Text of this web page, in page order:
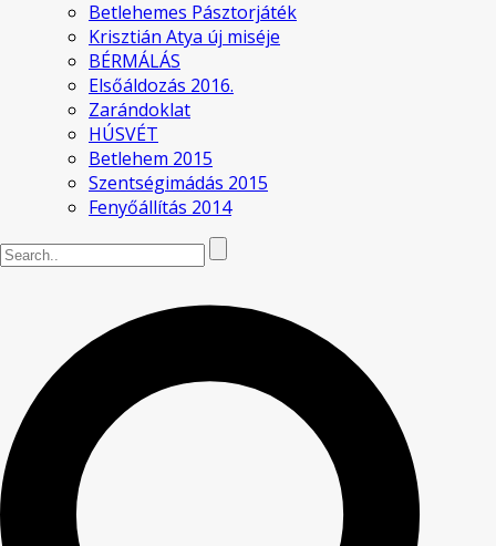
Betlehemes Pásztorjáték
Krisztián Atya új miséje
BÉRMÁLÁS
Elsőáldozás 2016.
Zarándoklat
HÚSVÉT
Betlehem 2015
Szentségimádás 2015
Fenyőállítás 2014